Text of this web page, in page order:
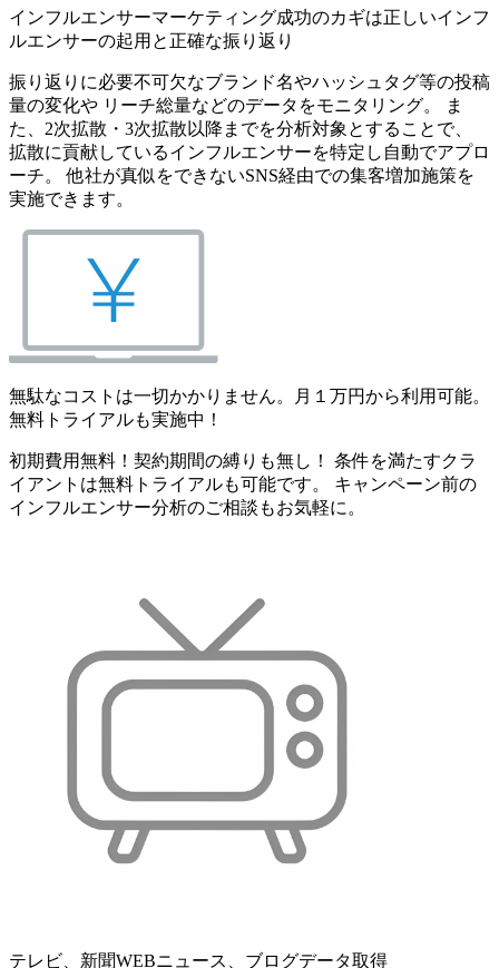
インフルエンサーマーケティング成功のカギは正しいインフ
ルエンサーの起用と正確な振り返り
振り返りに必要不可欠なブランド名やハッシュタグ等の投稿
量の変化や リーチ総量などのデータをモニタリング。 ま
た、2次拡散・3次拡散以降までを分析対象とすることで、
拡散に貢献しているインフルエンサーを特定し自動でアプロ
ーチ。 他社が真似をできないSNS経由での集客増加施策を
実施できます。
無駄なコストは一切かかりません。月１万円から利用可能。
無料トライアルも実施中！
初期費用無料！契約期間の縛りも無し！ 条件を満たすクラ
イアントは無料トライアルも可能です。 キャンペーン前の
インフルエンサー分析のご相談もお気軽に。
テレビ、新聞WEBニュース、ブログデータ取得